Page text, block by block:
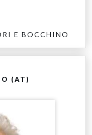
E BOCCHINO
(AT)